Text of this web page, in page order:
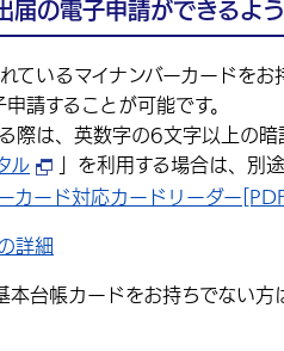
の電子申請ができるよう
いるマイナンバーカードをお
請することが可能です。
際は、英数字の6文字以上の
ル
」を利用する場合は、別
カード対応カードリーダー
詳細
台帳カードをお持ちでない方